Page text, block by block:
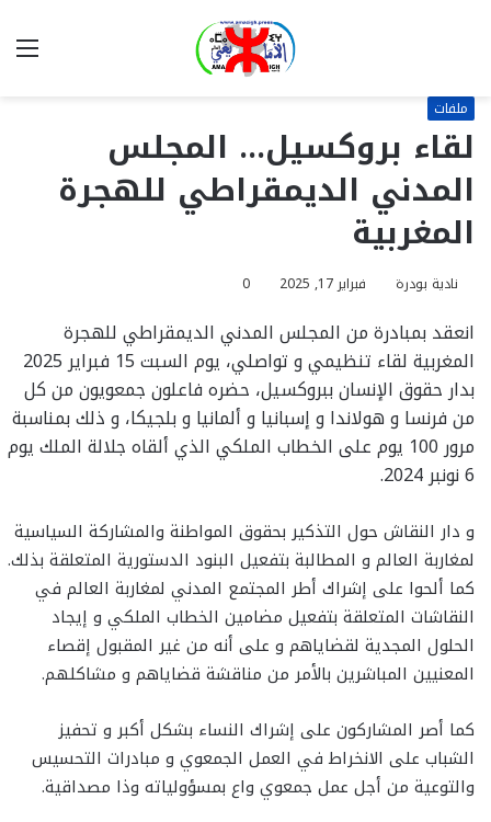
ملفات
لقاء بروكسيل… المجلس
المدني الديمقراطي للهجرة
المغربية
نادية بودرة فبراير 17, 2025 0
انعقد بمبادرة من المجلس المدني الديمقراطي للهجرة
المغربية لقاء تنظيمي و تواصلي، يوم السبت 15 فبراير 2025
بدار حقوق الإنسان ببروكسيل، حضره فاعلون جمعويون من كل
من فرنسا و هولاندا و إسبانيا و ألمانيا و بلجيكا، و ذلك بمناسبة
مرور 100 يوم على الخطاب الملكي الذي ألقاه جلالة الملك يوم
6 نونبر 2024.
و دار النقاش حول التذكير بحقوق المواطنة والمشاركة السياسية
لمغاربة العالم و المطالبة بتفعيل البنود الدستورية المتعلقة بذلك.
كما ألحوا على إشراك أطر المجتمع المدني لمغاربة العالم في
النقاشات المتعلقة بتفعيل مضامين الخطاب الملكي و إيجاد
الحلول المجدية لقضاياهم و على أنه من غير المقبول إقصاء
المعنيين المباشرين بالأمر من مناقشة قضاياهم و مشاكلهم.
كما أصر المشاركون على إشراك النساء بشكل أكبر و تحفيز
الشباب على الانخراط في العمل الجمعوي و مبادرات التحسيس
والتوعية من أجل عمل جمعوي واع بمسؤولياته وذا مصداقية.